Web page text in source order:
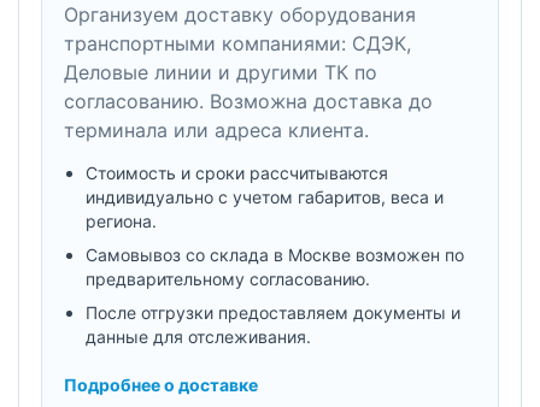
Организуем доставку оборудования
транспортными компаниями: СДЭК,
Деловые линии и другими ТК по
согласованию. Возможна доставка до
терминала или адреса клиента.
Стоимость и сроки рассчитываются
индивидуально с учетом габаритов, веса и
региона.
Самовывоз со склада в Москве возможен по
предварительному согласованию.
После отгрузки предоставляем документы и
данные для отслеживания.
Подробнее о доставке